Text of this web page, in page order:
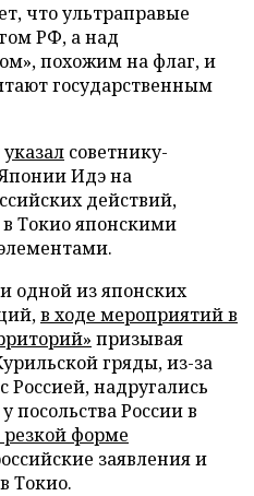
что ультраправые
РФ, а над
похожим на флаг, и
государственным
указал советнику-
Идэ на
действий,
Токио японскими
одной из японских
в ходе мероприятий в
призывая
гряды, из-за
Россией, надругались
посольства России в
резкой форме
заявления и
Токио.